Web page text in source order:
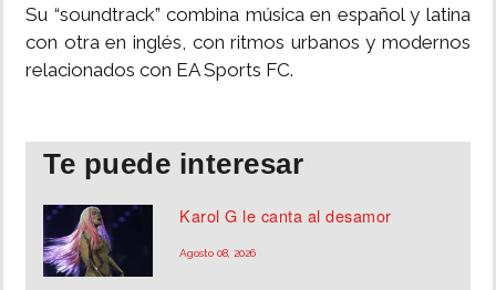
Su “soundtrack” combina música en español y latina
con otra en inglés, con ritmos urbanos y modernos
relacionados con EA Sports FC.
Te puede interesar
Karol G le canta al desamor
Agosto 08, 2026